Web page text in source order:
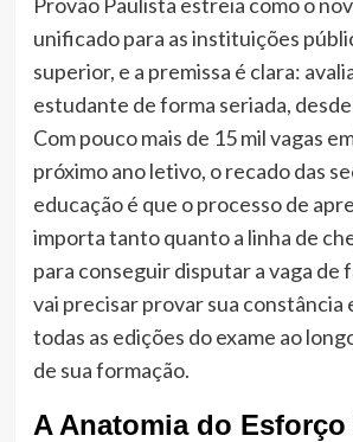
unificado para as instituições
superior, e a premissa é clara:
estudante de forma seriada,
Com pouco mais de 15 mil vagas
próximo ano letivo, o recado das
educação é que o processo de
importa tanto quanto a linha de
para conseguir disputar a vaga de
vai precisar provar sua constância
todas as edições do exame ao
de sua formação.
A Anatomia do